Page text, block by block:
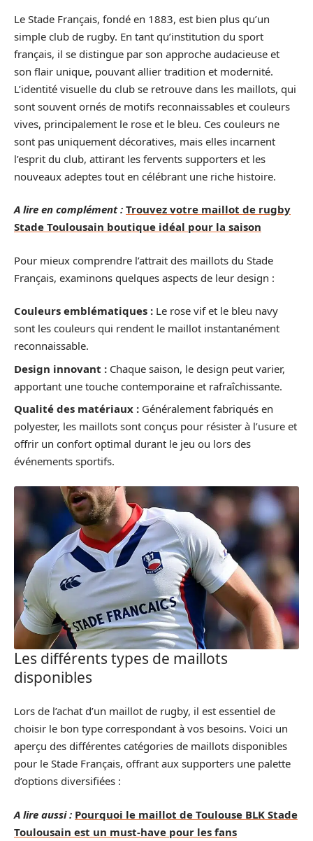
Le Stade Français, fondé en 1883, est bien plus qu’un
simple club de rugby. En tant qu’institution du sport
français, il se distingue par son approche audacieuse et
son flair unique, pouvant allier tradition et modernité.
L’identité visuelle du club se retrouve dans les maillots, qui
sont souvent ornés de motifs reconnaissables et couleurs
vives, principalement le rose et le bleu. Ces couleurs ne
sont pas uniquement décoratives, mais elles incarnent
l’esprit du club, attirant les fervents supporters et les
nouveaux adeptes tout en célébrant une riche histoire.
A lire en complément : Trouvez votre maillot de rugby
Stade Toulousain boutique idéal pour la saison
Pour mieux comprendre l’attrait des maillots du Stade
Français, examinons quelques aspects de leur design :
Couleurs emblématiques : Le rose vif et le bleu navy
sont les couleurs qui rendent le maillot instantanément
reconnaissable.
Design innovant : Chaque saison, le design peut varier,
apportant une touche contemporaine et rafraîchissante.
Qualité des matériaux : Généralement fabriqués en
polyester, les maillots sont conçus pour résister à l’usure et
offrir un confort optimal durant le jeu ou lors des
événements sportifs.
Les différents types de maillots
disponibles
Lors de l’achat d’un maillot de rugby, il est essentiel de
choisir le bon type correspondant à vos besoins. Voici un
aperçu des différentes catégories de maillots disponibles
pour le Stade Français, offrant aux supporters une palette
d’options diversifiées :
A lire aussi : Pourquoi le maillot de Toulouse BLK Stade
Toulousain est un must-have pour les fans